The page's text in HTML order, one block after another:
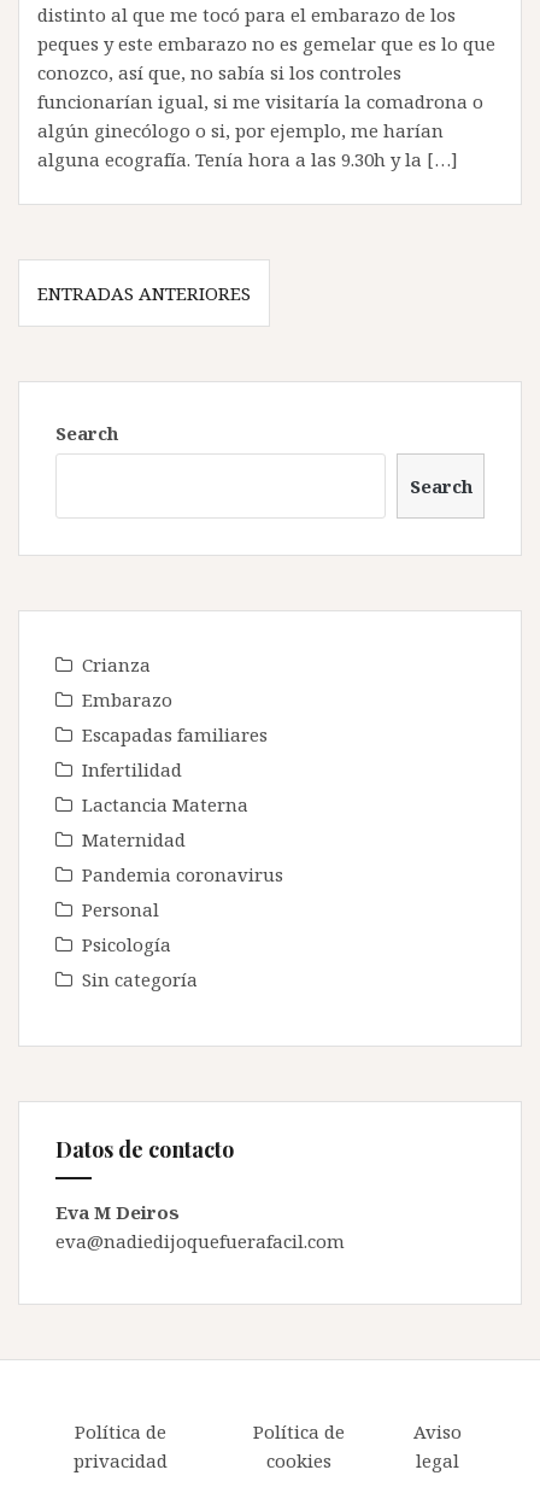
distinto al que me tocó para el embarazo de los
peques y este embarazo no es gemelar que es lo que
conozco, así que, no sabía si los controles
funcionarían igual, si me visitaría la comadrona o
algún ginecólogo o si, por ejemplo, me harían
alguna ecografía. Tenía hora a las 9.30h y la […]
Navegación
deENTRADAS ANTERIORES
Search
Search
Crianza
Embarazo
Escapadas familiares
Infertilidad
Lactancia Materna
Maternidad
Pandemia coronavirus
Personal
Psicología
Sin categoría
Datos de contacto
Eva M Deiros
eva@nadiedijoquefuerafacil.com
Política de
privacidad
Política de
cookies
Aviso
legal